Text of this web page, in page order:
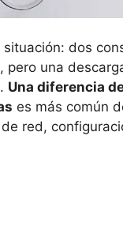
dos
pero una
Una diferencia
es más común
red,